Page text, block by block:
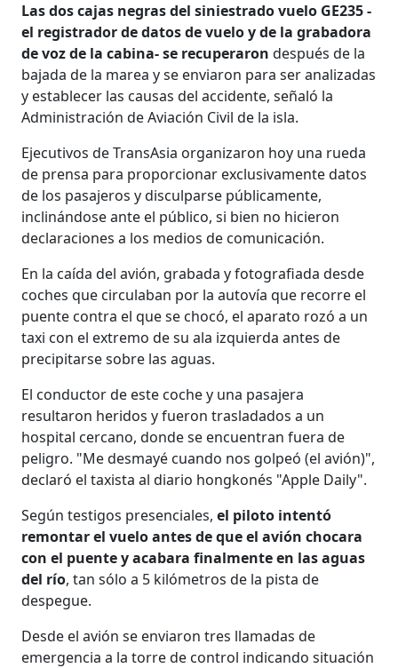
Las dos cajas negras del siniestrado vuelo GE235 -
el registrador de datos de vuelo y de la grabadora
de voz de la cabina- se recuperarondespués de la
bajada de la marea y se enviaron para ser analizadas
y establecer las causas del accidente, señaló la
Administración de Aviación Civil de la isla.
Ejecutivos de TransAsia organizaron hoy una rueda
de prensa para proporcionar exclusivamente datos
de los pasajeros y disculparse públicamente,
inclinándose ante el público, si bien no hicieron
declaraciones a los medios de comunicación.
En la caída del avión, grabada y fotografiada desde
coches que circulaban por la autovía que recorre el
puente contra el que se chocó, el aparato rozó a un
taxi con el extremo de su ala izquierda antes de
precipitarse sobre las aguas.
El conductor de este coche y una pasajera
resultaron heridos y fueron trasladados a un
hospital cercano, donde se encuentran fuera de
peligro. "Me desmayé cuando nos golpeó (el avión)",
declaró el taxista al diario hongkonés "Apple Daily".
Según testigos presenciales,el piloto intentó
remontar el vuelo antes de que el avión chocara
con el puente y acabara finalmente en las aguas
del río, tan sólo a 5 kilómetros de la pista de
despegue.
Desde el avión se enviaron tres llamadas de
emergencia a la torre de control indicando situación